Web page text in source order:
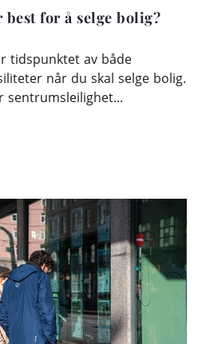
for å selge bolig?
tidspunktet av både
når du skal selge bolig.
sentrumsleilighet...